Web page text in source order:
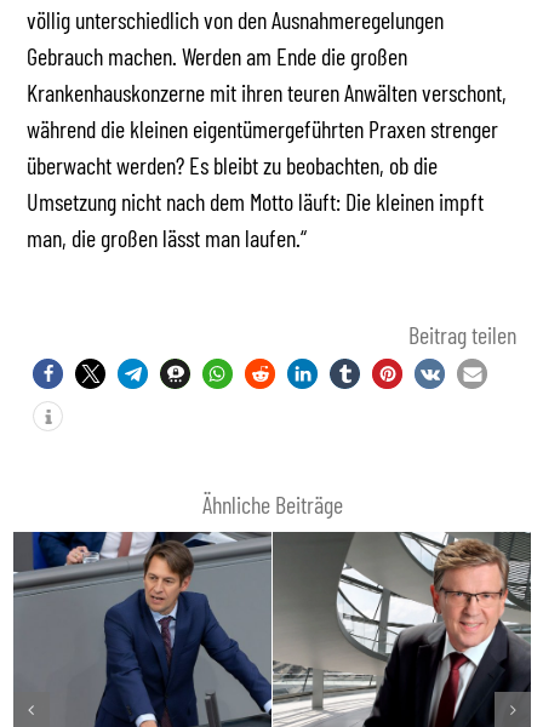
völlig unterschiedlich von den Ausnahmeregelungen
Gebrauch machen. Werden am Ende die großen
Krankenhauskonzerne mit ihren teuren Anwälten verschont,
während die kleinen eigentümergeführten Praxen strenger
überwacht werden? Es bleibt zu beobachten, ob die
Umsetzung nicht nach dem Motto läuft: Die kleinen impft
man, die großen lässt man laufen.“
Beitrag teilen
Ähnliche Beiträge